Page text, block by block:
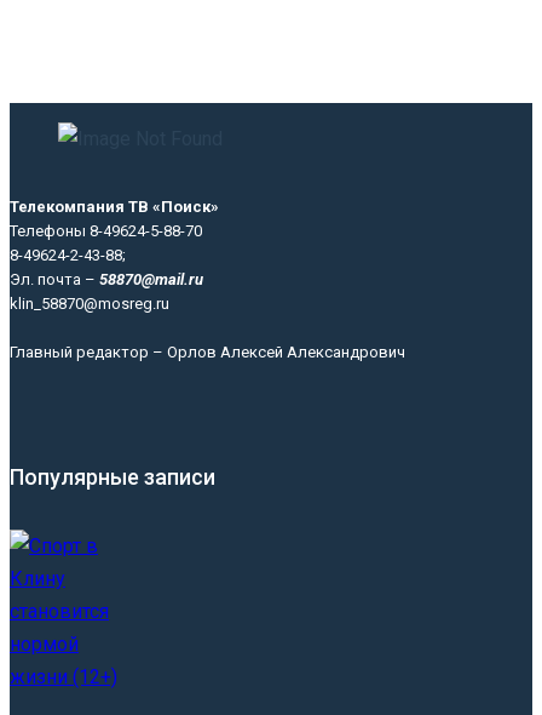
Телекомпания ТВ «Поиск»
Телефоны 8-49624-5-88-70
8-49624-2-43-88;
Эл. почта – 58870@mail.ru
klin_58870@mosreg.ru
Главный редактор – Орлов Алексей Александрович
Популярные записи